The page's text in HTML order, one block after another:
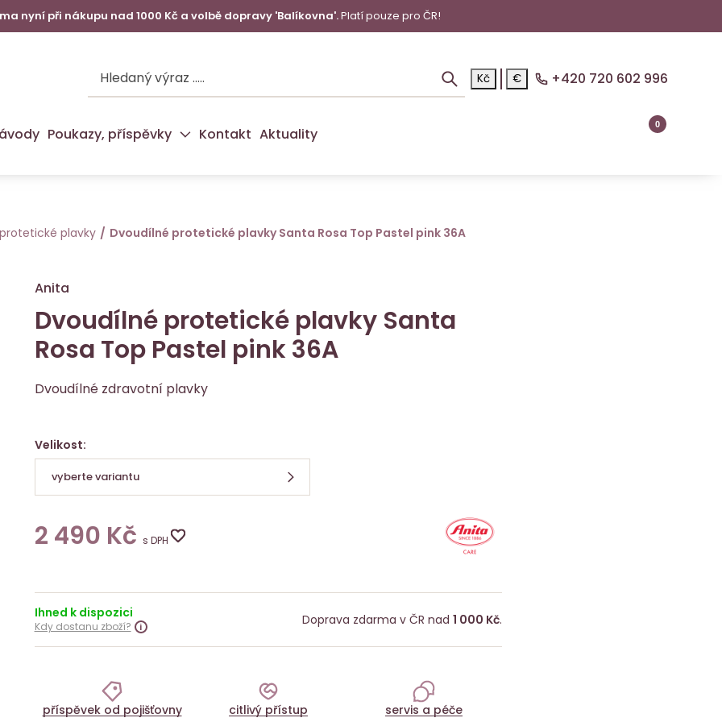
nyní při nákupu nad 1000 Kč a volbě dopravy 'Balíkovna'.Platí pouze pro ČR!
Kč € +420 720 602 996
Poukazy, příspěvky Kontakt Aktuality
0
plavky Dvoudílné protetické plavky Santa Rosa Top Pastel pink 36A
Anita
Dvoudílné protetické plavky Santa
Rosa Top Pastel pink 36A
Dvoudílné zdravotní plavky
Velikost:
vyberte variantu
2 490 Kč s DPH
Ihned k dispozici
Kdy dostanu zboží? Doprava zdarma v ČR nad 1 000 Kč.
příspěvek od pojišťovny citlivý přístup servis a péče